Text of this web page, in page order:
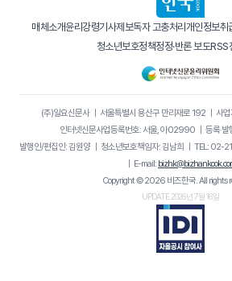
매체소개윤리강령기사제보독자 고충처리 개인정보취
청소년보호정책정정·반론 보도RSS
(주)일요신문사｜ 서울특별시 용산구 만리재로 192｜ 사
인터넷신문사업등록번호: 서울, 아02990 ｜ 등록·
발행인/편집인: 김원양｜ 청소년보호책임자: 김남희 ｜ TEL: 02-
｜ E-mail:
Copyright © 2026 비즈한국. All rights
UPDATE 2026년 7월 16일